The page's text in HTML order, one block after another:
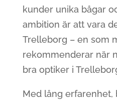
kunder unika bågar
ambition är att vara
Trelleborg – en som
rekommenderar när
bra optiker i
Med lång erfarenhet,